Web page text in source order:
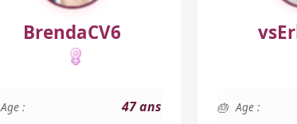
BrendaCV6
Age : 47 ans Age :